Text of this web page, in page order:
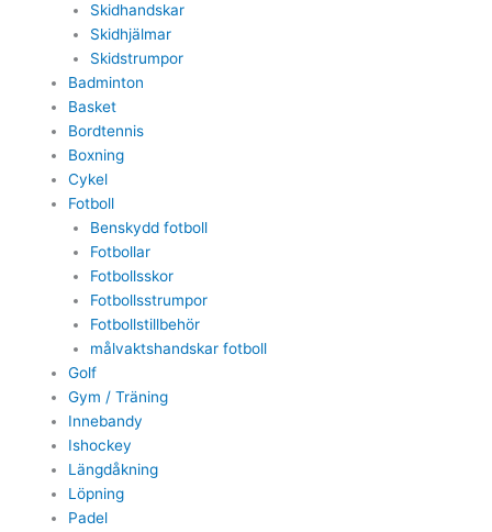
Skidhandskar
Skidhjälmar
Skidstrumpor
Badminton
Basket
Bordtennis
Boxning
Cykel
Fotboll
Benskydd fotboll
Fotbollar
Fotbollsskor
Fotbollsstrumpor
Fotbollstillbehör
målvaktshandskar fotboll
Golf
Gym / Träning
Innebandy
Ishockey
Längdåkning
Löpning
Padel